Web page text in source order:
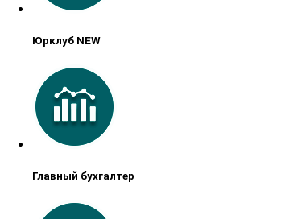
Юрклуб NEW
Главный бухгалтер